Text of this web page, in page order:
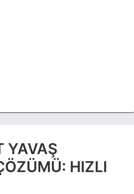
YAVAŞ
HIZLI